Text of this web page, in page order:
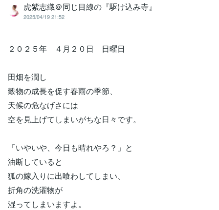
虎紫志織＠同じ目線の『駆け込み寺』
2025/04/19 21:52
２０２５年 ４月２０日 日曜日
田畑を潤し
穀物の成長を促す春雨の季節、
天候の危なげさには
空を見上げてしまいがちな日々です。
「いやいや、今日も晴れやろ？」と
油断していると
狐の嫁入りに出喰わしてしまい、
折角の洗濯物が
湿ってしまいますよ。